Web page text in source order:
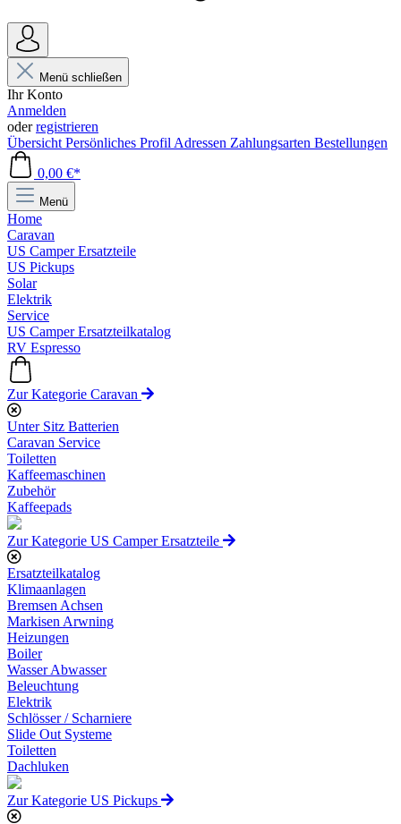
Menü schließen
Ihr Konto
Anmelden
oderregistrieren
Übersicht Persönliches Profil Adressen Zahlungsarten Bestellungen
0,00 €*
Menü
Home
Caravan
US Camper Ersatzteile
US Pickups
Solar
Elektrik
Service
US Camper Ersatzteilkatalog
RV Espresso
Zur Kategorie Caravan
Unter Sitz Batterien
Caravan Service
Toiletten
Kaffeemaschinen
Zubehör
Kaffeepads
Zur Kategorie US Camper Ersatzteile
Ersatzteilkatalog
Klimaanlagen
Bremsen Achsen
Markisen Arwning
Heizungen
Boiler
Wasser Abwasser
Beleuchtung
Elektrik
Schlösser / Scharniere
Slide Out Systeme
Toiletten
Dachluken
Zur Kategorie US Pickups